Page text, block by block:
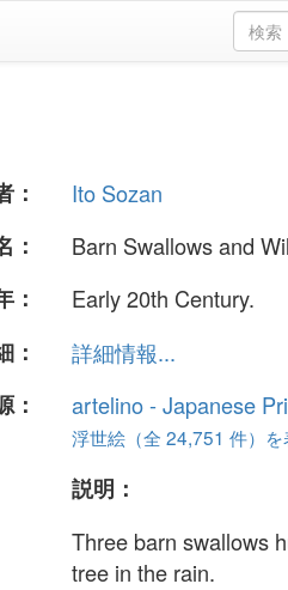
：
Ito Sozan
：
Barn Swallows and
：
Early 20th Century.
：
詳細情報...
：
artelino - Japanese
浮世絵（全 24,751 件）を
説明：
Three barn swallows
tree in the rain.